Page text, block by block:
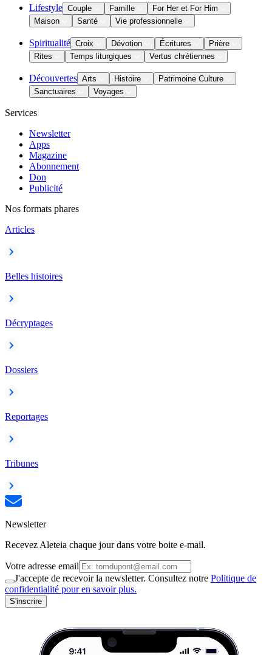
Lifestyle Couple Famille
For Her et For Him
Maison
Santé Vie professionnelle
Spiritualité Croix Dévotion Écritures
Prière
Rites
Temps liturgiques Vertus chrétiennes
Découvertes Arts Histoire
Patrimoine Culture
Sanctuaires
Voyages
Services
Newsletter
Apps
Magazine
Abonnement
Don
Publicité
Nos formats phares
Articles
Belles histoires
Décryptages
Dossiers
Reportages
Tribunes
Newsletter
Recevez Aleteia chaque jour dans votre boite e-mail.
Votre adresse email
J'accepte de recevoir la newsletter. Consultez notre Politique de
confidentialité pour en savoir plus.
S'inscrire